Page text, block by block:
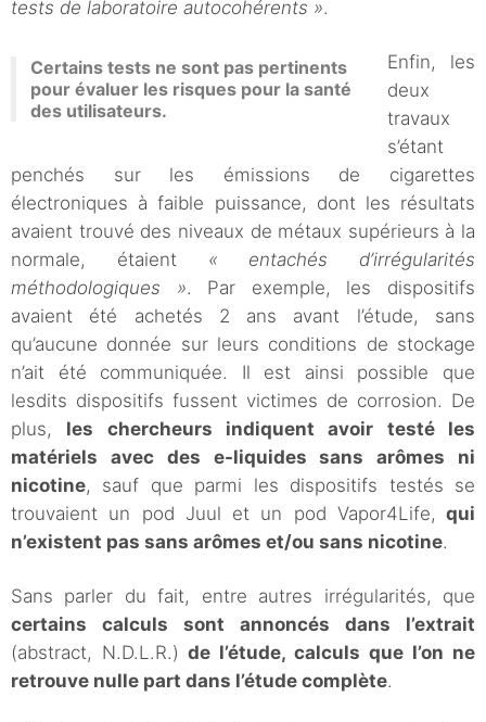
tests de laboratoire autocohérents ».
Certains tests ne sont pas pertinents
pour évaluer les risques pour la santé
des utilisateurs.
Enfin, les
deux
travaux
s’étant
penchés sur les émissions de cigarettes
électroniques à faible puissance, dont les résultats
avaient trouvé des niveaux de métaux supérieurs à la
normale, étaient « entachés d’irrégularités
méthodologiques ». Par exemple, les dispositifs
avaient été achetés 2 ans avant l’étude, sans
qu’aucune donnée sur leurs conditions de stockage
n’ait été communiquée. Il est ainsi possible que
lesdits dispositifs fussent victimes de corrosion. De
plus, les chercheurs indiquent avoir testé les
matériels avec des e-liquides sans arômes ni
nicotine, sauf que parmi les dispositifs testés se
trouvaient un pod Juul et un pod Vapor4Life, qui
n’existent pas sans arômes et/ou sans nicotine.
Sans parler du fait, entre autres irrégularités, que
certains calculs sont annoncés dans l’extrait
(abstract, N.D.L.R.) de l’étude, calculs que l’on ne
retrouve nulle part dans l’étude complète.